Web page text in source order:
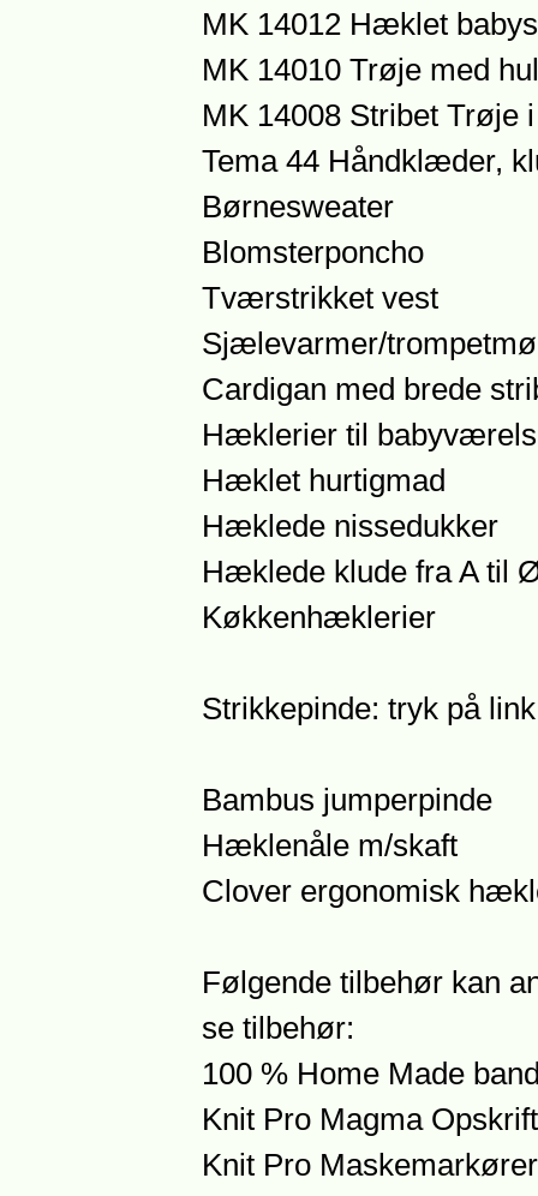
MK 14012 Hæklet
MK 14010 Trøje med
MK 14008 Stribet Trøje
Tema 44 Håndklæder,
Børnesweater
Blomsterponcho
Tværstrikket vest
Sjælevarmer/
Cardigan med brede
Hæklerier til
Hæklet hurtigmad
Hæklede nissedukker
Hæklede klude fra A til
Køkkenhæklerier
Strikkepinde: tryk på
Bambus jumperpinde
Hæklenåle m/skaft
Clover ergonomisk
Følgende tilbehør kan
se tilbehør:
100 % Home Made
Knit Pro Magma
Knit Pro Maskemarkører